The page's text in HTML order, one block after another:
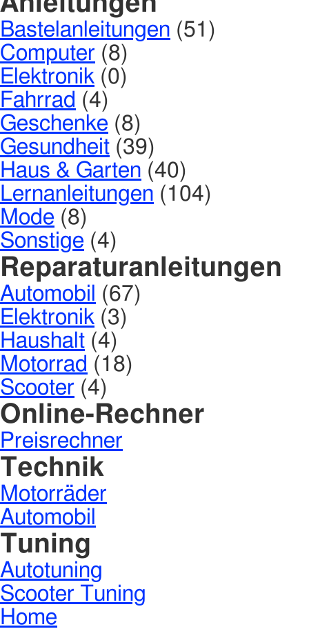
Bastelanleitungen (51)
Computer (8)
Elektronik (0)
Fahrrad (4)
Geschenke (8)
Gesundheit (39)
Haus & Garten (40)
Lernanleitungen (104)
Mode (8)
Sonstige (4)
Reparaturanleitungen
Automobil
(67)
Elektronik (3)
Haushalt (4)
Motorrad (18)
Scooter (4)
Online-Rechner
Preisrechner
Technik
Motorräder
Automobil
Tuning
Autotuning
Scooter Tuning
Home